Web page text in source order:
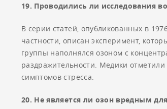
19. Проводились ли исследования
В серии статей, опубликованных в
частности, описан эксперимент,
группы наполнялся озоном с
раздражительности. Медики
симптомов стресса.
20. Не является ли озон вредным